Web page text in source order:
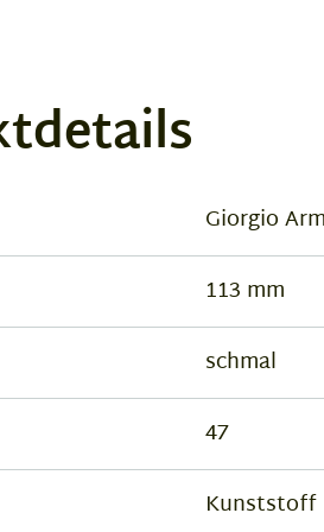
Giorgio
113 mm
schmal
47
Kunststoff